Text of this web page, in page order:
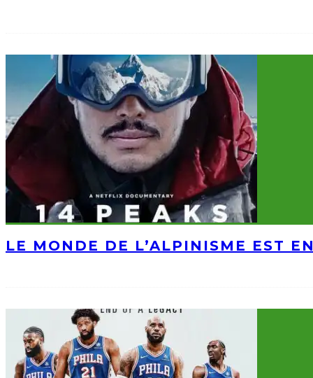
LE MONDE DE L’ALPINISME EST